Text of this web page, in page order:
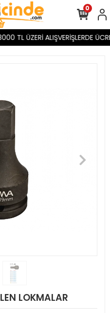
TL ÜZERİ ALIŞVERİŞLERDE
0
LOKMALAR